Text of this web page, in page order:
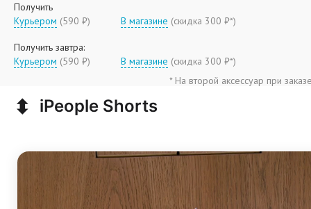
Получить
Курьером (590 ₽) В магазине (скидка 300 ₽*)
Получить завтра:
Курьером (590 ₽) В магазине (скидка 300 ₽*)
* На второй аксессуар при
⬍ iPeople Shorts